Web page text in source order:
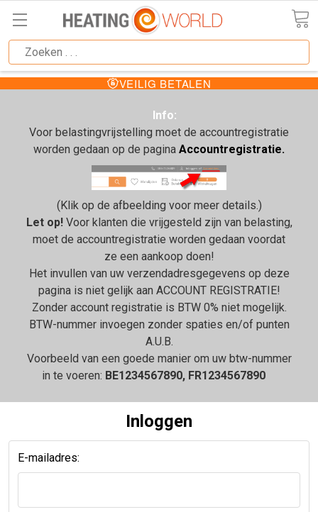
VEILIG BETALEN
Info:
Voor belastingvrijstelling moet de accountregistratie
worden gedaan op de pagina Accountregistratie.
(Klik op de afbeelding voor meer details.)
Let op!Voor klanten die vrijgesteld zijn van belasting,
moet de accountregistratie worden gedaan voordat
ze een aankoop doen!
Het invullen van uw verzendadresgegevens op deze
pagina is niet gelijk aan ACCOUNT REGISTRATIE!
Zonder account registratie is BTW 0% niet mogelijk.
BTW-nummer invoegen zonder spaties en/of punten
A.U.B.
Voorbeeld van een goede manier om uw btw-nummer
in te voeren: BE1234567890, FR1234567890
Inloggen
E-mailadres: